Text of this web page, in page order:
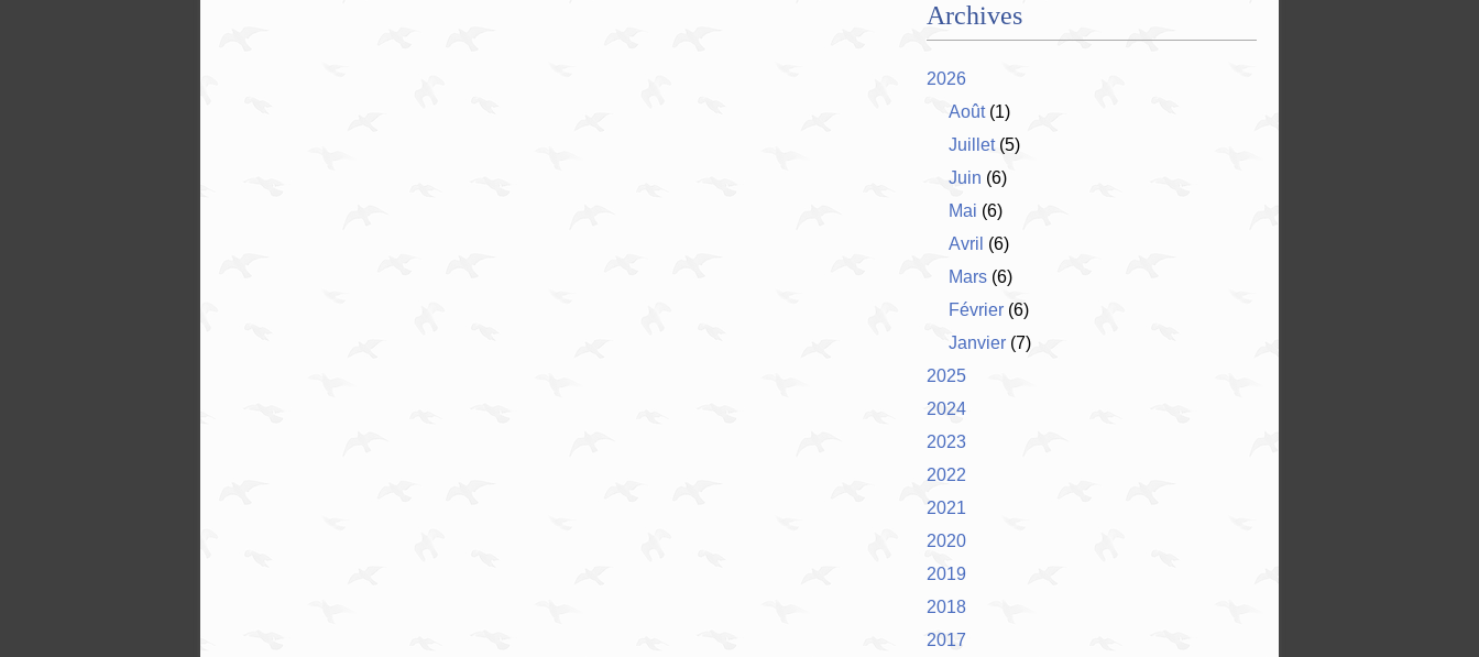
Archives
2026
Août(1)
Juillet(5)
Juin (6)
Mai (6)
Avril (6)
Mars (6)
Février (6)
Janvier (7)
2025
2024
2023
2022
2021
2020
2019
2018
2017